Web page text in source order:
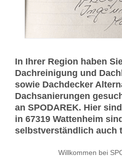
In Ihrer Region haben
Dachreinigung und
sowie Dachdecker
Dachsanierungen
an SPODAREK. Hier
in 67319 Wattenheim
selbstverständlich auch
Willkommen bei